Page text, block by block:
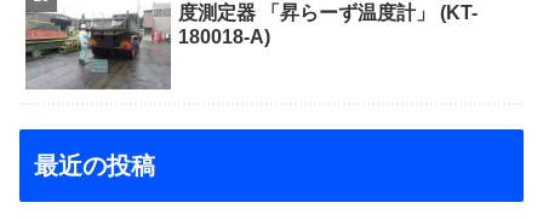
度測定器 「昇らーず温度計」 (KT-
180018-A)
最近の投稿